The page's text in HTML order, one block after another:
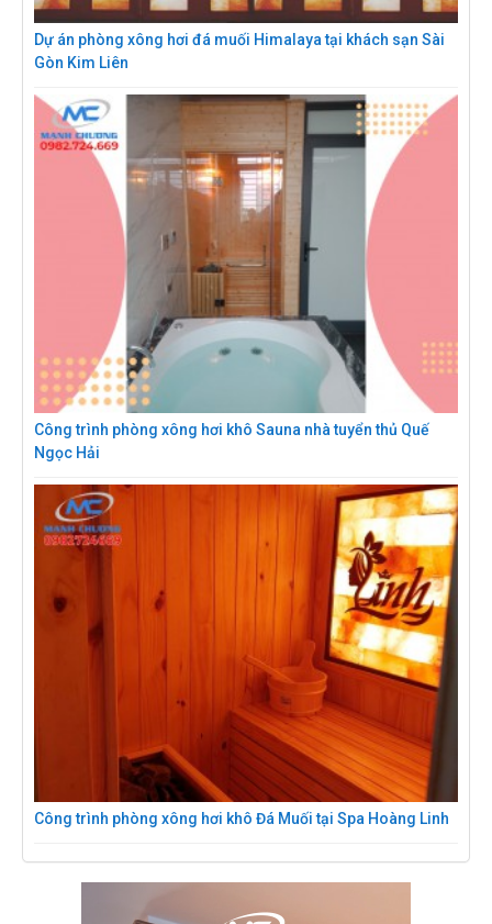
Dự án phòng xông hơi đá muối Himalaya tại khách sạn Sài
Gòn Kim Liên
Công trình phòng xông hơi khô Sauna nhà tuyển thủ Quế
Ngọc Hải
Công trình phòng xông hơi khô Đá Muối tại Spa Hoàng Linh